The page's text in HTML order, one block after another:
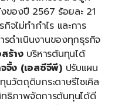
องปี 2567 ร้อยละ 21
ไม่ทำกำไร และการ
รดำเนินงานของทุกธุรกิจ
ร้างบริหารต้นทุนได้
จิ้ง (เอสซีจีพี)ปรับแผน
วัตถุดิบกระดาษรีไซเคิล
ทธิภาพจัดการต้นทุนได้ดี